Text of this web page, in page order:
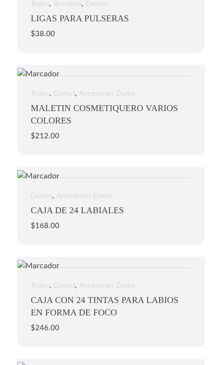
LIGAS PARA PULSERAS
$38.00
Todos, Bisutería, Damas
MALETIN COSMETIQUERO VARIOS
COLORES
$212.00
Todos, Damas, Accesorios Dama
CAJA DE 24 LABIALES
$168.00
Damas, Accesorios Dama
CAJA CON 24 TINTAS PARA LABIOS
EN FORMA DE FOCO
$246.00
Todos, Damas, Accesorios Dama